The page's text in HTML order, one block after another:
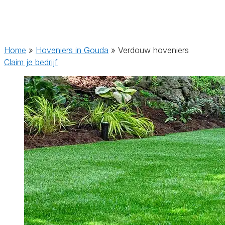
Home » Hoveniers in Gouda » Verdouw hoveniers
Claim je bedrijf